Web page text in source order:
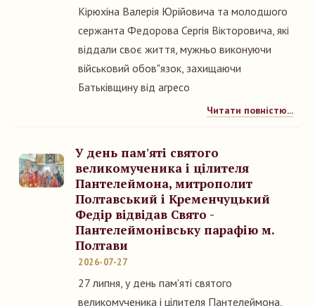
Кірюхіна Валерія Юрійовича та молодшого
сержанта Федорова Сергія Вікторовича, які
віддали своє життя, мужньо виконуючи
військовий обов"язок, захищаючи
Батьківщину від агресо
Читати повністю...
У день пам'яті святого
великомученика і цілителя
Пантелеймона, митрополит
Полтавський і Кременчуцький
Федір відвідав Свято -
Пантелеймонівську парафію м.
Полтави
2026-07-27
27 липня, у день пам'яті святого
великомученика і цілителя Пантелеймона,